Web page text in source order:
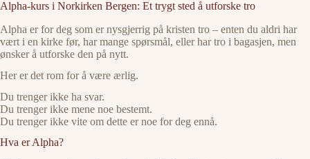
Alpha-kurs i Norkirken Bergen: Et trygt sted å utforske tro
Alpha er for deg som er nysgjerrig på kristen tro – enten du aldri har
vært i en kirke før, har mange spørsmål, eller har tro i bagasjen, men
ønsker å utforske den på nytt.
Her er det rom for å være ærlig.
Du trenger ikke ha svar.
Du trenger ikke mene noe bestemt.
Du trenger ikke vite om dette er noe for deg ennå.
Hva er Alpha?